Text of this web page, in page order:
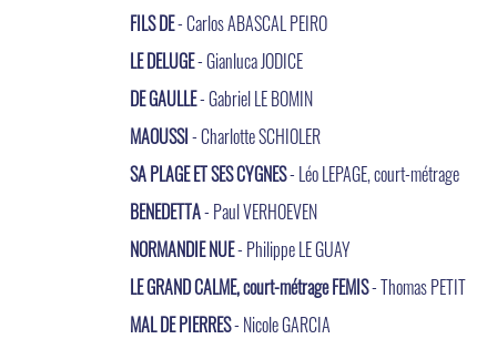
FILS DE- Carlos ABASCAL PEIRO
LE DELUGE- Gianluca JODICE
DE GAULLE- Gabriel LE BOMIN
MAOUSSI- Charlotte SCHIOLER
SA PLAGE ET SES CYGNES- Léo LEPAGE, court-métrage
BENEDETTA- Paul VERHOEVEN
NORMANDIE NUE- Philippe LE GUAY
LE GRAND CALME, court-métrage FEMIS- Thomas PETIT
MAL DE PIERRES- Nicole GARCIA